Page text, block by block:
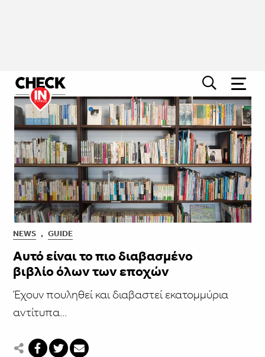
NEWS , GUIDE
Αυτό είναι το πιο διαβασμένο
βιβλίο όλων των εποχών
Έχουν πουληθεί και διαβαστεί εκατομμύρια
αντίτυπα...